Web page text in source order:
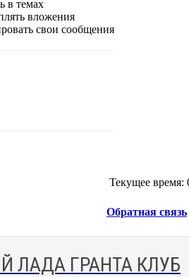
в темах
вложения
свои сообщения
Текущее время:
Обратная связь
ЛАДА ГРАНТА КЛУБ